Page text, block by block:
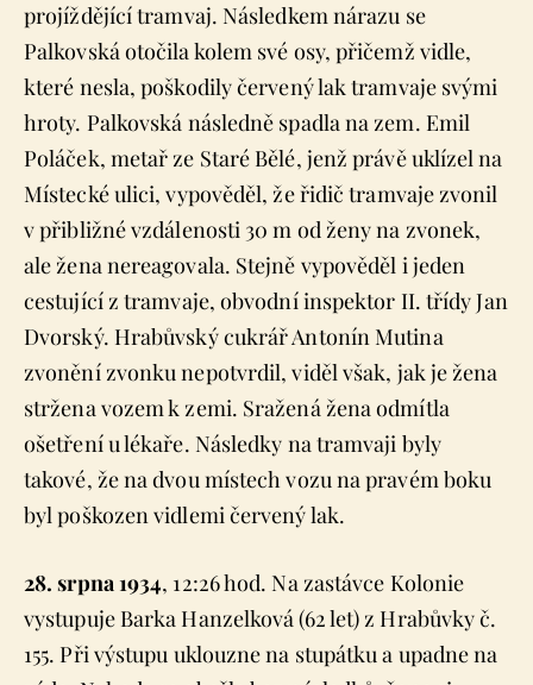
projíždějící tramvaj. Následkem nárazu se
Palkovská otočila kolem své osy, přičemž vidle,
které nesla, poškodily červený lak tramvaje svými
hroty. Palkovská následně spadla na zem. Emil
Poláček, metař ze Staré Bělé, jenž právě uklízel na
Místecké ulici, vypověděl, že řidič tramvaje zvonil
v přibližné vzdálenosti 30 m od ženy na zvonek,
ale žena nereagovala. Stejně vypověděl i jeden
cestující z tramvaje, obvodní inspektor II. třídy Jan
Dvorský. Hrabůvský cukrář Antonín Mutina
zvonění zvonku nepotvrdil, viděl však, jak je žena
stržena vozem k zemi. Sražená žena odmítla
ošetření u lékaře. Následky na tramvaji byly
takové, že na dvou místech vozu na pravém boku
byl poškozen vidlemi červený lak.
28. srpna 1934, 12:26 hod. Na zastávce Kolonie
vystupuje Barka Hanzelková (62 let) z Hrabůvky č.
155. Při výstupu uklouzne na stupátku a upadne na